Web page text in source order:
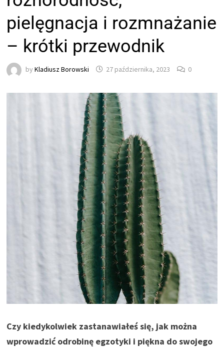
pielęgnacja i rozmnażanie
– krótki przewodnik
byKladiusz Borowski 27 października, 2023 0
Czy kiedykolwiek zastanawiałeś się, jak można
wprowadzić odrobinę egzotyki i piękna do swojego